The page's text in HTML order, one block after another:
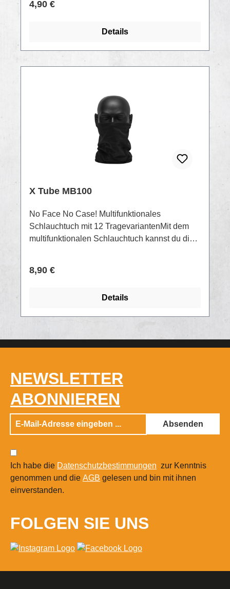
waschbar
Regulärer Preis:
4,90 €
Details
X Tube MB100
No Face No Case! Multifunktionales
Schlauchtuch mit 12 TragevariantenMit dem
multifunktionalen Schlauchtuch kannst du dich
Material: 145g/m², 95% Baumwolle, 5%
Regulärer Preis:
8,90 €
Details
NEWSLETTER
ABONNIEREN
Absenden
Ich habe die Datenschutzbestimmungen zur Kenntnis
genommen und die AGB gelesen und bin mit ihnen
einverstanden.
FOLGEN SIE UNS